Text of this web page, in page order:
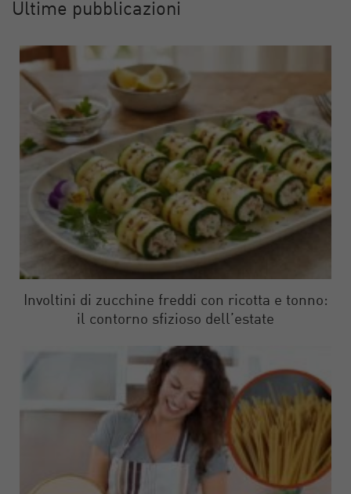
Ultime pubblicazioni
Involtini di zucchine freddi con ricotta e tonno:
il contorno sfizioso dell’estate